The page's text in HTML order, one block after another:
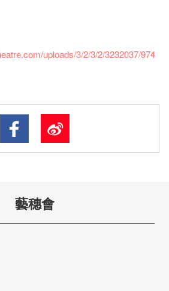
uploads/3/2/3/2/3232037/974
藝穗會